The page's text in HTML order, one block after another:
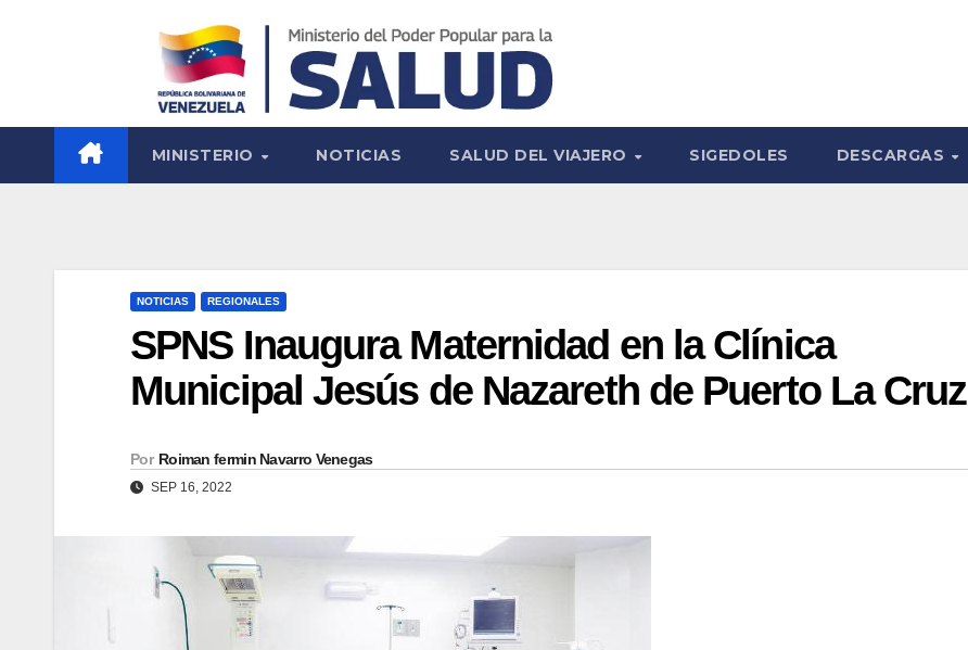
MINISTERIO NOTICIAS SALUD DEL VIAJERO SIGEDOLES DESCARGAS
NOTICIAS REGIONALES
SPNS Inaugura Maternidad en la Clínica
Municipal Jesús de Nazareth de Puerto La Cruz
Por Roiman fermin Navarro Venegas
SEP 16, 2022